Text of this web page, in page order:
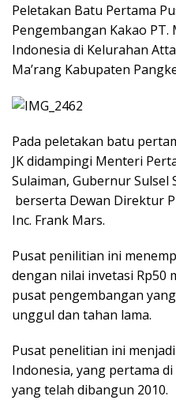
Peletakan Batu Pertama
Pengembangan Kakao PT.
Indonesia di Kelurahan
Ma’rang Kabupaten
Pada peletakan batu
JK didampingi Menteri
Sulaiman, Gubernur Sulsel
berserta Dewan Direktur
Inc. Frank Mars.
Pusat penilitian ini
dengan nilai invetasi Rp50
pusat pengembangan
unggul dan tahan lama.
Pusat penelitian ini
Indonesia, yang pertama
yang telah dibangun 2010.